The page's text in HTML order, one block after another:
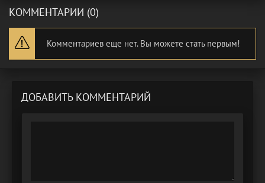
КОММЕНТАРИИ (0)
Комментариев еще нет. Вы можете стать первым!
ДОБАВИТЬ КОММЕНТАРИЙ